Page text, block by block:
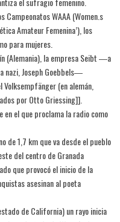
Campeonatos WAAA (Women.s
Amateur Femenina’), los
para mujeres.
(Alemania), la empresa Seibt ―a
nazi, Joseph Goebbels―
(en alemán,
por Otto Griessing]].
en el que proclama la radio como
de 1,7 km que va desde el pueblo
del centro de Granada
que provocó el inicio de la
asesinan al poeta
de California) un rayo inicia